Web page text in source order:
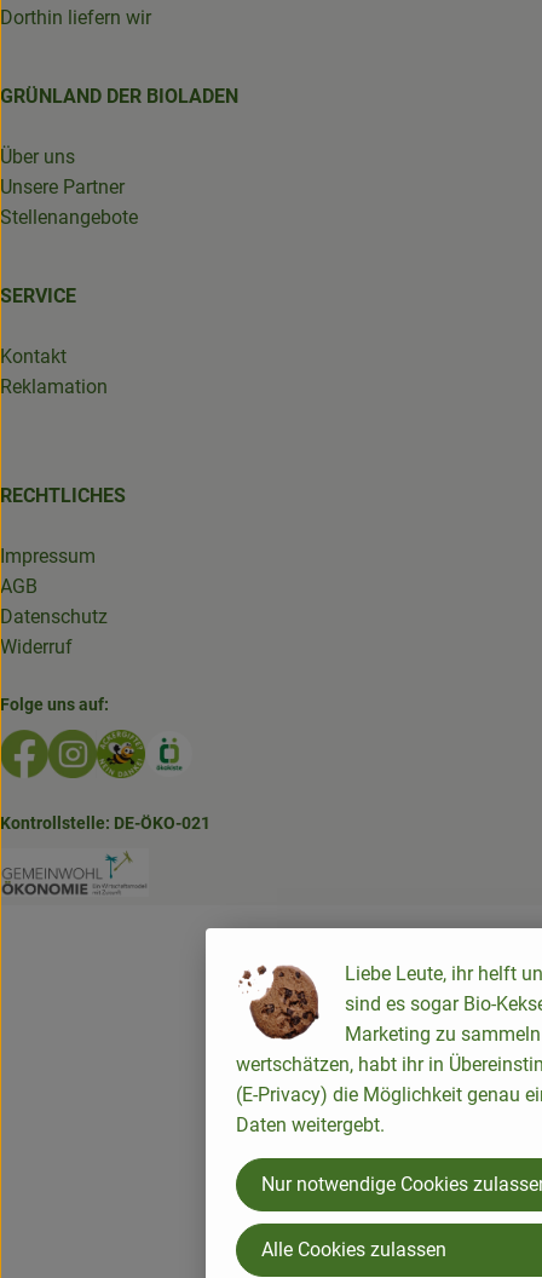
Dorthin liefern wir
GRÜNLAND DER BIOLADEN
Über uns
Unsere Partner
Stellenangebote
SERVICE
Kontakt
Reklamation
RECHTLICHES
Impressum
AGB
Datenschutz
Widerruf
Folge uns auf:
Externer Link zu https://www.facebook.com/
Externer Link zu https://www.instagram.com/
Externer Link zu https://www.bioladen-
Kontrollstelle: DE-ÖKO-021
Liebe Leute, ihr helft
sind es sogar Bio-
Marketing zu
wertschätzen, habt ihr in
(E-Privacy) die Möglichkeit genau
Daten weitergebt.
Nur notwendige Cookies
Alle Cookies zulassen